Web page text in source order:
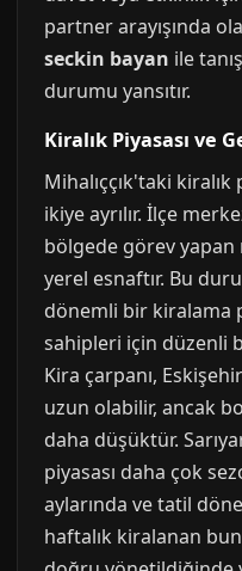
partner arayışında
seckin bayan ile
durumu yansıtır.
Kiralık Piyasası ve
Mihalıççık'taki kiralık
ikiye ayrılır. İlçe
bölgede görev
yerel esnaftır. Bu
dönemli bir kiralama
sahipleri için düzenli
Kira çarpanı,
uzun olabilir, ancak
daha düşüktür.
piyasası daha çok
aylarında ve tatil
haftalık kiralanan